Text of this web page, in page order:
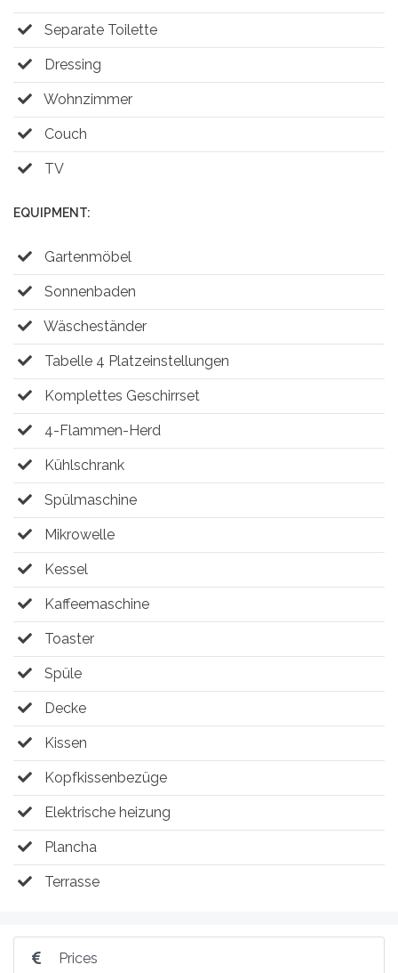
Separate Toilette
Dressing
Wohnzimmer
Couch
TV
EQUIPMENT:
Gartenmöbel
Sonnenbaden
Wäscheständer
Tabelle 4 Platzeinstellungen
Komplettes Geschirrset
4-Flammen-Herd
Kühlschrank
Spülmaschine
Mikrowelle
Kessel
Kaffeemaschine
Toaster
Spüle
Decke
Kissen
Kopfkissenbezüge
Elektrische heizung
Plancha
Terrasse
Prices